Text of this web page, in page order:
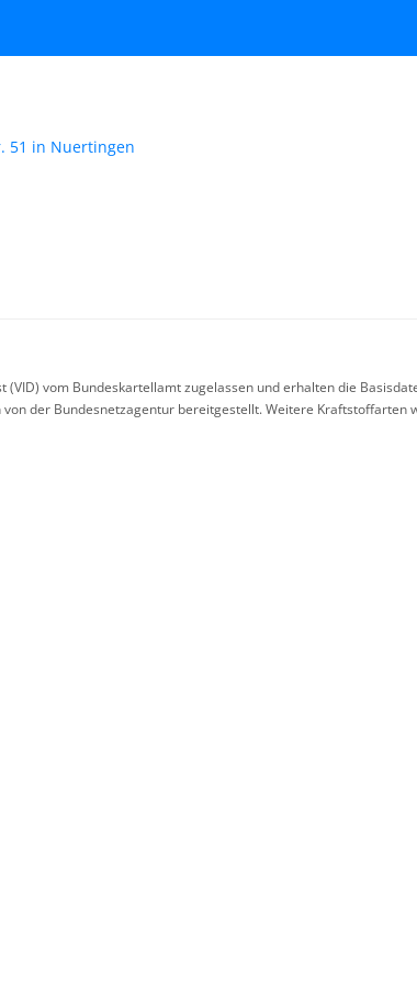
51 in Nuertingen
vom Bundeskartellamt zugelassen und erhalten die
der Bundesnetzagentur bereitgestellt. Weitere Kraftstoffarten